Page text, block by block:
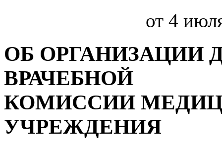
от 4
ОБ ОРГАНИЗАЦИИ
ВРАЧЕБНОЙ
КОМИССИИ
УЧРЕЖДЕНИЯ